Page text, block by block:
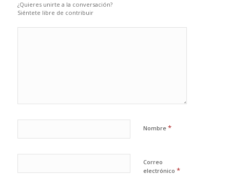
¿Quieres unirte a la conversación?
Siéntete libre de contribuir
Nombre *
Correo
electrónico *